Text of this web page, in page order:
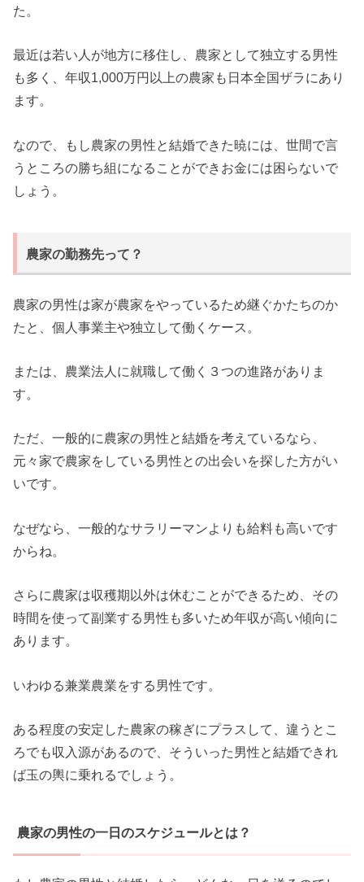
た。
最近は若い人が地方に移住し、農家として独立する男性
も多く、年収1,000万円以上の農家も日本全国ザラにあり
ます。
なので、もし農家の男性と結婚できた暁には、世間で言
うところの勝ち組になることができお金には困らないで
しょう。
農家の勤務先って？
農家の男性は家が農家をやっているため継ぐかたちのか
たと、個人事業主や独立して働くケース。
または、農業法人に就職して働く３つの進路がありま
す。
ただ、一般的に農家の男性と結婚を考えているなら、
元々家で農家をしている男性との出会いを探した方がい
いです。
なぜなら、一般的なサラリーマンよりも給料も高いです
からね。
さらに農家は収穫期以外は休むことができるため、その
時間を使って副業する男性も多いため年収が高い傾向に
あります。
いわゆる兼業農業をする男性です。
ある程度の安定した農家の稼ぎにプラスして、違うとこ
ろでも収入源があるので、そういった男性と結婚できれ
ば玉の輿に乗れるでしょう。
農家の男性の一日のスケジュールとは？